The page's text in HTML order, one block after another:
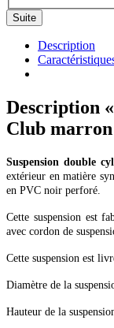
Suite
Description
Description
Club
Suspension double
extérieur en matière
en PVC noir perforé.
Cette suspension est
avec cordon de
Cette suspension est
Diamètre de la
Hauteur de la